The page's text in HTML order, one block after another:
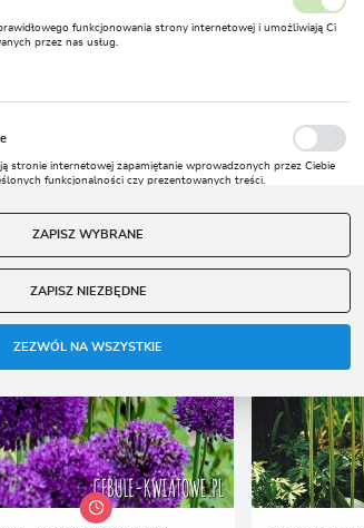
Ozdobne
funkcjonowania strony internetowej i umożliwiają Ci
przez nas usług.
czy wypełniania formularzy. Dzięki plikom cookies
stronie internetowej zapamiętanie wprowadzonych przez Ciebie
funkcjonalności czy prezentowanych treści.
Twoich indywidualnych preferencji. Wyrażenie zgody na
cookies gwarantuje dostępność większej ilości funkcji na stronie.
informacji w zakresie wykorzystywania witryny
z jaką odwiedzane są nasze serwisy www. Dane pozwalają
internetowych pod względem ich popularności wśród
są przetwarzane w formie zanonimizowanej. Wyrażenie
prezentujemy Ci najciekawsze informacje i aktualności na
prezentowania Ci naszych komunikatów na podstawie analizy
dotyczących przeglądanej witryny internetowej. Treści
podmiotów trzecich lub firm będących naszymi
usług. Firmy te działają w charakterze pośredników
wiadomości, ofert, komunikatów mediów społecznościowych.
ZAPISZ WYBRANE
ZAPISZ NIEZBĘDNE
ZEZWÓL NA WSZYSTKIE